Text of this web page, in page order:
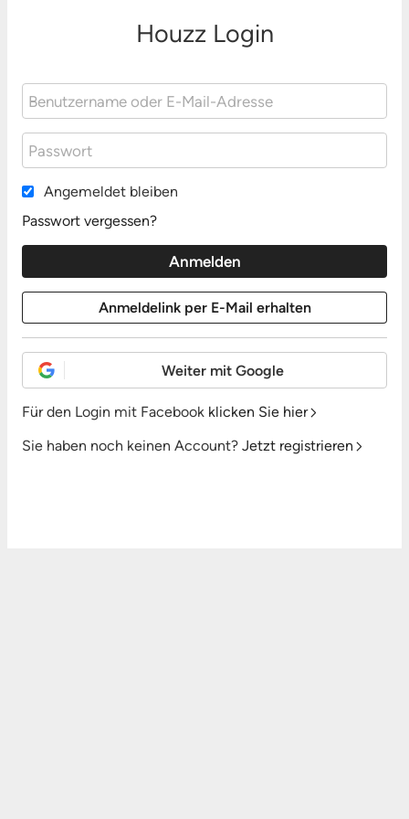
Houzz Login
Angemeldet bleiben
Passwort vergessen?
Weiter mit Google
Für den Login mit Facebook klicken Sie hier
Sie haben noch keinen Account? Jetzt registrieren